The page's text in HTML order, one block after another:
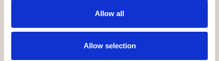
Allow all
Allow selection